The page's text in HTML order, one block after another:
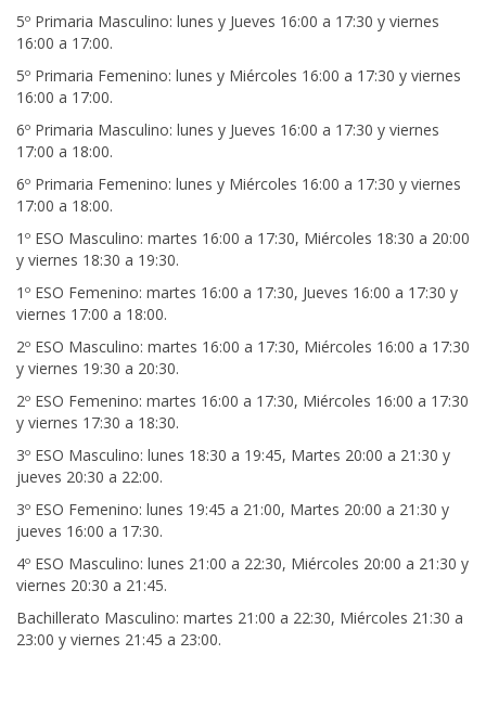
5º Primaria Masculino: lunes y Jueves 16:00 a 17:30 y viernes
16:00 a 17:00.
5º Primaria Femenino: lunes y Miércoles 16:00 a 17:30 y viernes
16:00 a 17:00.
6º Primaria Masculino: lunes y Jueves 16:00 a 17:30 y viernes
17:00 a 18:00.
6º Primaria Femenino: lunes y Miércoles 16:00 a 17:30 y viernes
17:00 a 18:00.
1º ESO Masculino: martes 16:00 a 17:30, Miércoles 18:30 a 20:00
y viernes 18:30 a 19:30.
1º ESO Femenino: martes 16:00 a 17:30, Jueves 16:00 a 17:30 y
viernes 17:00 a 18:00.
2º ESO Masculino: martes 16:00 a 17:30, Miércoles 16:00 a 17:30
y viernes 19:30 a 20:30.
2º ESO Femenino: martes 16:00 a 17:30, Miércoles 16:00 a 17:30
y viernes 17:30 a 18:30.
3º ESO Masculino: lunes 18:30 a 19:45, Martes 20:00 a 21:30 y
jueves 20:30 a 22:00.
3º ESO Femenino: lunes 19:45 a 21:00, Martes 20:00 a 21:30 y
jueves 16:00 a 17:30.
4º ESO Masculino: lunes 21:00 a 22:30, Miércoles 20:00 a 21:30 y
viernes 20:30 a 21:45.
Bachillerato Masculino: martes 21:00 a 22:30, Miércoles 21:30 a
23:00 y viernes 21:45 a 23:00.